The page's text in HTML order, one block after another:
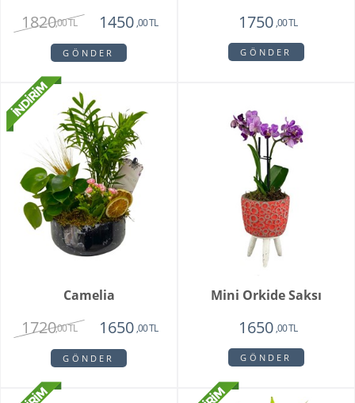
1820,00 TL 1450 ,00 TL
GÖNDER
1750 ,00 TL
GÖNDER
Camelia
1720,00 TL 1650,00 TL
GÖNDER
Mini Orkide Saksı
1650,00 TL
GÖNDER